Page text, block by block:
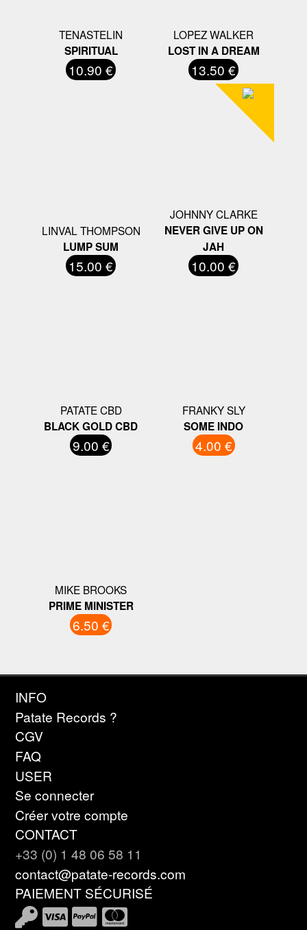
TENASTELIN
SPIRITUAL
10.90 €
LOPEZ WALKER
LOST IN A DREAM
13.50 €
LINVAL THOMPSON
LUMP SUM
15.00 €
JOHNNY CLARKE
NEVER GIVE UP ON
JAH
10.00 €
PATATE CBD
BLACK GOLD CBD
9.00 €
FRANKY SLY
SOME INDO
4.00 €
MIKE BROOKS
PRIME MINISTER
6.50 €
INFO
Patate Records ?
CGV
FAQ
USER
Se connecter
Créer votre compte
CONTACT
+33 (0) 1 48 06 58 11
contact@patate-records.com
PAIEMENT SÉCURISÉ